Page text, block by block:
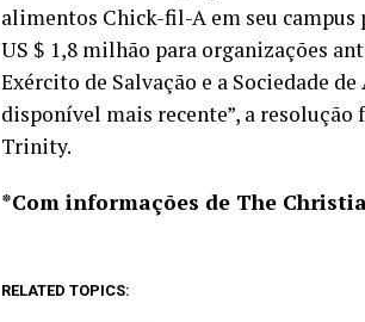
alimentos Chick-fil-A em seu campus
US $ 1,8 milhão para organizações
Exército de Salvação e a Sociedade
disponível mais recente”, a
Trinity.
*Com informações de The
RELATED TOPICS: